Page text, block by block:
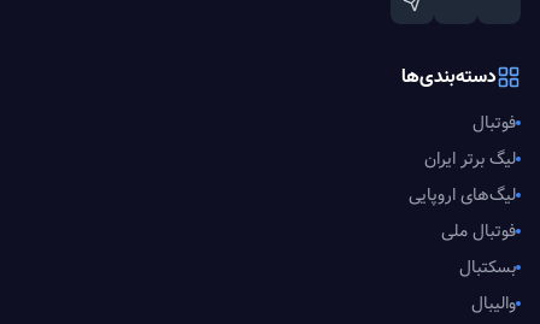
دسته‌بندی‌ها
فوتبال
لیگ برتر ایران
لیگ‌های اروپایی
فوتبال ملی
بسکتبال
والیبال